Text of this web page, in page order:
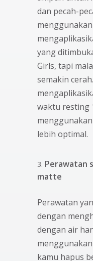
dan pecah-
yang
Girls, tapi
semakin
waktu resting
lebih optimal.
Perawatan
matte
Perawatan
dengan
dengan air
kamu hapus